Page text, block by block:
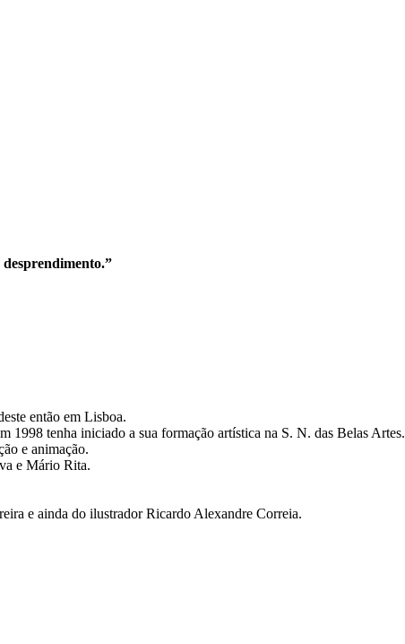
então em Lisboa.
1998 tenha iniciado a sua formação artística na S. N. das Belas Artes.
e animação.
e Mário Rita.
e ainda do ilustrador Ricardo Alexandre Correia.